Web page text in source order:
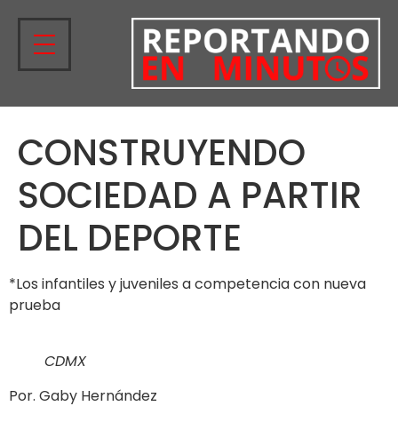
CONSTRUYENDO
SOCIEDAD A PARTIR
DEL DEPORTE
*Los infantiles y juveniles a competencia con nueva
prueba
CDMX
Por. Gaby Hernández